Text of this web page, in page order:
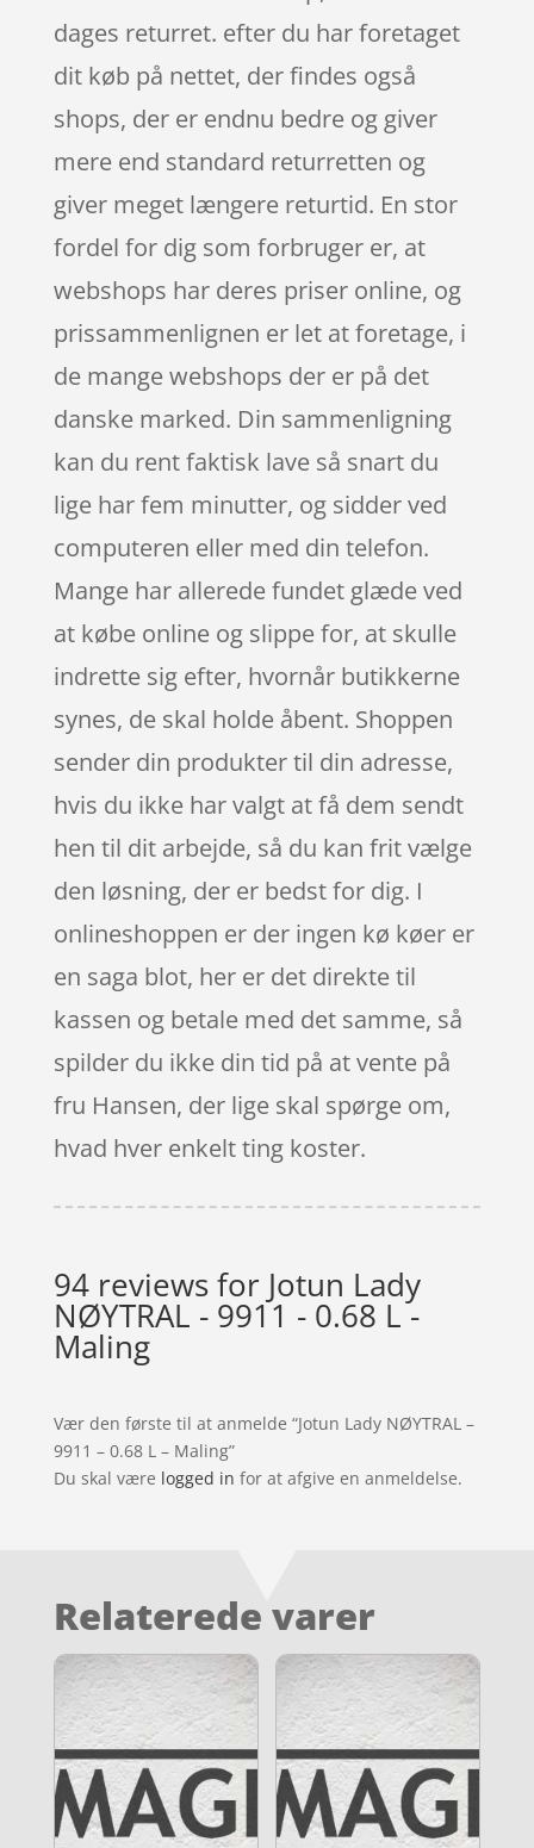
dages returret. efter du har foretaget
dit køb på nettet, der findes også
shops, der er endnu bedre og giver
mere end standard returretten og
giver meget længere returtid. En stor
fordel for dig som forbruger er, at
webshops har deres priser online, og
prissammenlignen er let at foretage, i
de mange webshops der er på det
danske marked. Din sammenligning
kan du rent faktisk lave så snart du
lige har fem minutter, og sidder ved
computeren eller med din telefon.
Mange har allerede fundet glæde ved
at købe online og slippe for, at skulle
indrette sig efter, hvornår butikkerne
synes, de skal holde åbent. Shoppen
sender din produkter til din adresse,
hvis du ikke har valgt at få dem sendt
hen til dit arbejde, så du kan frit vælge
den løsning, der er bedst for dig. I
onlineshoppen er der ingen kø køer er
en saga blot, her er det direkte til
kassen og betale med det samme, så
spilder du ikke din tid på at vente på
fru Hansen, der lige skal spørge om,
hvad hver enkelt ting koster.
94 reviews for Jotun Lady
NØYTRAL - 9911 - 0.68 L -
Maling
Vær den første til at anmelde “Jotun Lady NØYTRAL –
9911 – 0.68 L – Maling”
Du skal være logged in for at afgive en anmeldelse.
Relaterede varer